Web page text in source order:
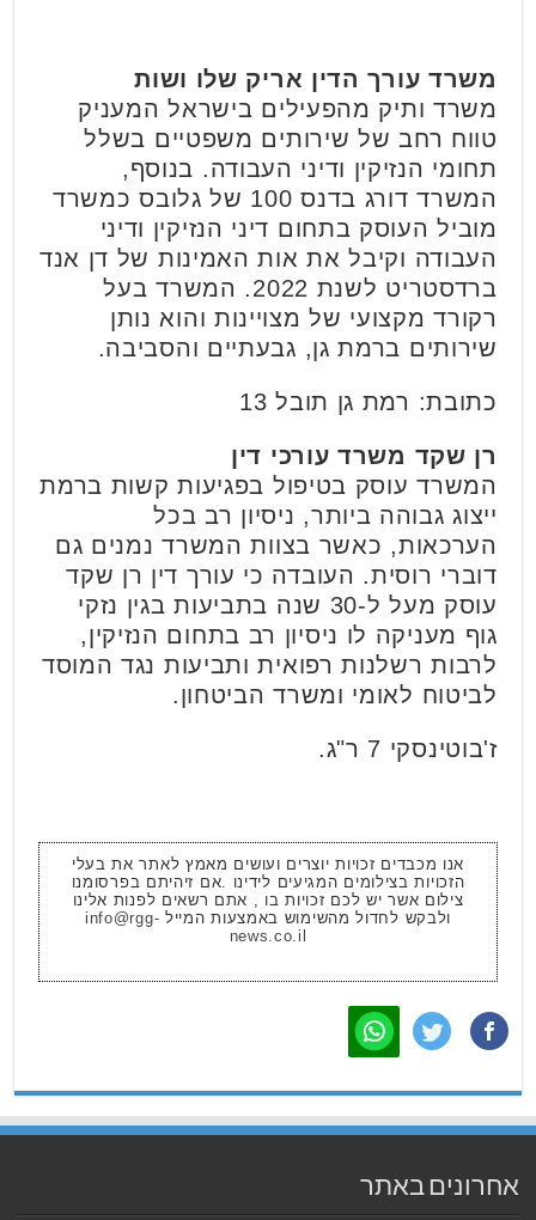
משרד עורך הדין אריק שלו ושות
משרד ותיק מהפעילים בישראל המעניק
טווח רחב של שירותים משפטיים בשלל
תחומי הנזיקין ודיני העבודה. בנוסף,
המשרד דורג בדנס 100 של גלובס כמשרד
מוביל העוסק בתחום דיני הנזיקין ודיני
העבודה וקיבל את אות האמינות של דן אנד
ברדסטריט לשנת 2022. המשרד בעל
רקורד מקצועי של מצויינות והוא נותן
שירותים ברמת גן, גבעתיים והסביבה.
כתובת: רמת גן תובל 13
רן שקד משרד עורכי דין
המשרד עוסק בטיפול בפגיעות קשות ברמת
ייצוג גבוהה ביותר, ניסיון רב בכל
הערכאות, כאשר בצוות המשרד נמנים גם
דוברי רוסית. העובדה כי עורך דין רן שקד
עוסק מעל ל-30 שנה בתביעות בגין נזקי
גוף מעניקה לו ניסיון רב בתחום הנזיקין,
לרבות רשלנות רפואית ותביעות נגד המוסד
לביטוח לאומי ומשרד הביטחון.
ז'בוטינסקי 7 ר"ג.
אנו מכבדים זכויות יוצרים ועושים מאמץ לאתר את בעלי
הזכויות בצילומים המגיעים לידינו .אם זיהיתם בפרסומנו
צילום אשר יש לכם זכויות בו , אתם רשאים לפנות אלינו
ולבקש לחדול מהשימוש באמצעות המייל info@rgg-
news.co.il
אחרונים באתר